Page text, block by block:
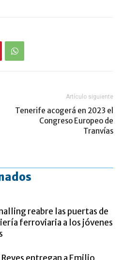
Artículo siguiente
Tenerife acogerá en 2023 el
Congreso Europeo de
Tranvías
reabre las puertas de
ferroviaria a los jóvenes